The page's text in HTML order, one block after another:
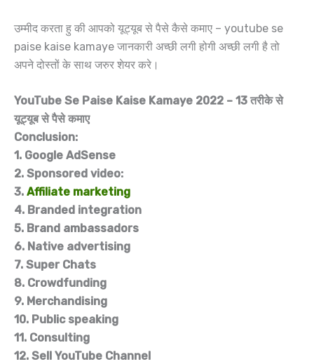
उम्मीद करता हु की आपको यूट्यूब से पैसे कैसे कमाए – youtube se
paise kaise kamaye जानकारी अच्छी लगी होगी अच्छी लगी है तो
अपने दोस्तों के साथ जरुर शेयर करे।
YouTube Se Paise Kaise Kamaye 2022 – 13 तरीके से
यूट्यूब से पैसे कमाए
Conclusion:
1. Google AdSense
2. Sponsored video:
3. Affiliate marketing
4. Branded integration
5. Brand ambassadors
6. Native advertising
7. Super Chats
8. Crowdfunding
9. Merchandising
10. Public speaking
11. Consulting
12. Sell YouTube Channel